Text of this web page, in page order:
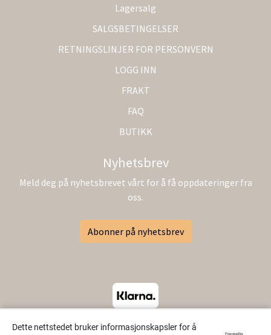
Dette nettstedet bruker informasjonskapsler for å
Powered by
Lagersalg
SALGSBETINGELSER
RETNINGSLINJER FOR PERSONVERN
LOGG INN
FRAKT
FAQ
BUTIKK
Nyhetsbrev
Meld deg på nyhetsbrevet vårt for å få oppdateringer fra
oss.
Abonner på nyhetsbrev